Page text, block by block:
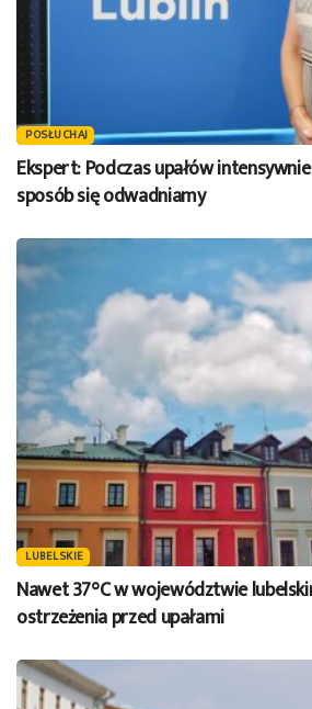
POSŁUCHAJ
Ekspert: Podczas upałów
sposób się odwadniamy
LUBELSKIE
Nawet 37°C w województwie
ostrzeżenia przed upałami